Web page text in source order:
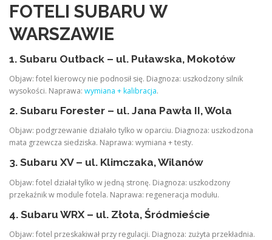
FOTELI SUBARU W
WARSZAWIE
1. Subaru Outback – ul. Puławska, Mokotów
Objaw: fotel kierowcy nie podnosił się. Diagnoza: uszkodzony silnik
wysokości. Naprawa: wymiana + kalibracja.
2. Subaru Forester – ul. Jana Pawła II, Wola
Objaw: podgrzewanie działało tylko w oparciu. Diagnoza: uszkodzona
mata grzewcza siedziska. Naprawa: wymiana + testy.
3. Subaru XV – ul. Klimczaka, Wilanów
Objaw: fotel działał tylko w jedną stronę. Diagnoza: uszkodzony
przekaźnik w module fotela. Naprawa: regeneracja modułu.
4. Subaru WRX – ul. Złota, Śródmieście
Objaw: fotel przeskakiwał przy regulacji. Diagnoza: zużyta przekładnia.